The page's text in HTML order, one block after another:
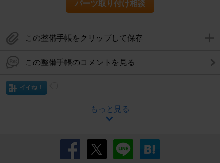
パーツ取り付け相談
この整備手帳をクリップして保存
この整備手帳のコメントを見る
イイね！
もっと見る